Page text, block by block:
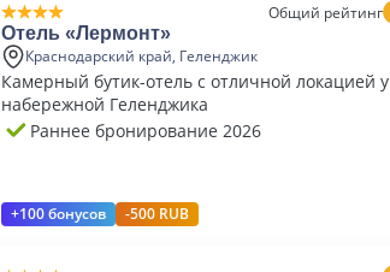
Общий рейтинг
Отель «Лермонт»
Краснодарский край, Геленджик
Камерный бутик-отель с отличной локацией у
набережной Геленджика
Раннее бронирование 2026
+100 бонусов -500 RUB